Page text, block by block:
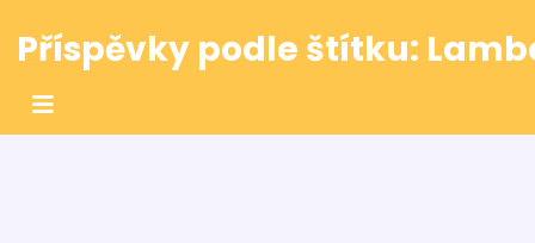
Příspěvky podle štítku: